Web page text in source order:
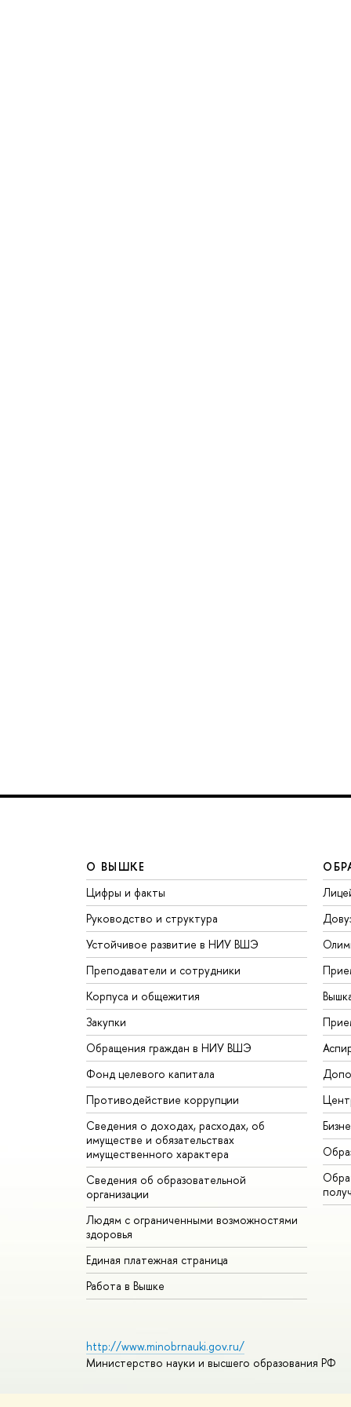
О ВЫШКЕ
Цифры и факты
Руководство и структура
Устойчивое развитие в НИУ ВШЭ
Преподаватели и сотрудники
Корпуса и общежития
Закупки
Обращения граждан в НИУ ВШЭ
Фонд целевого капитала
Противодействие коррупции
Сведения о доходах, расходах, об
имуществе и обязательствах
имущественного характера
Сведения об образовательной
организации
Людям с ограниченными возможностями
здоровья
Единая платежная страница
Работа в Вышке
http://www.minobrnauki.gov.ru/
Министерство науки и высшего образования РФ